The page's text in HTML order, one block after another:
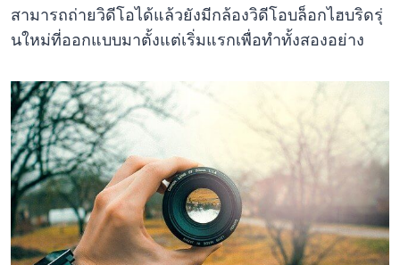
สามารถถ่ายวิดีโอได้แล้วยังมีกล้องวิดีโอบล็อกไฮบริดรุ่
นใหม่ที่ออกแบบมาตั้งแต่เริ่มแรกเพื่อทำทั้งสองอย่าง